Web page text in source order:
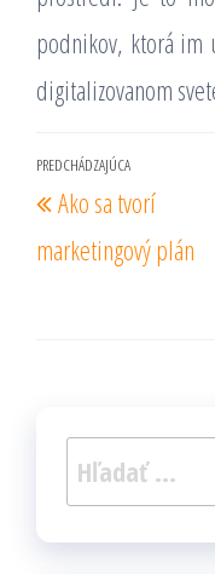
podnikov, ktorá im
digitalizovanom
Navigácia
v
článku
Predchádzajúci
príspevok
PREDCHÁDZAJÚCA
Ako sa tvorí
marketingový plán
Hľadať: